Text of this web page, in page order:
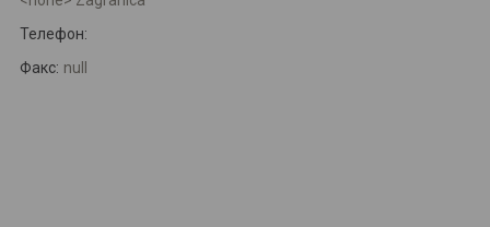
Телефон:
Факс: null